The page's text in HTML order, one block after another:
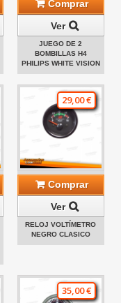
Comprar
Ver
JUEGO DE 2
BOMBILLAS H4
PHILIPS WHITE VISION
29,00 €
Comprar
Ver
RELOJ VOLTÍMETRO
NEGRO CLASICO
35,00 €